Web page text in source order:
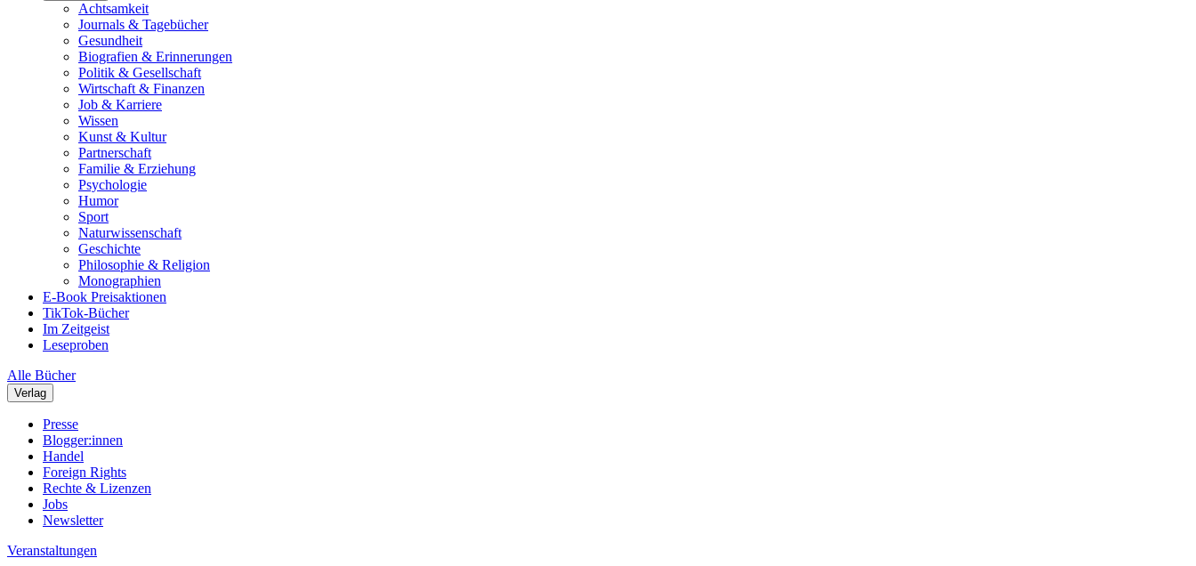
Achtsamkeit
Journals & Tagebücher
Gesundheit
Biografien & Erinnerungen
Politik & Gesellschaft
Wirtschaft & Finanzen
Job & Karriere
Wissen
Kunst & Kultur
Partnerschaft
Familie & Erziehung
Psychologie
Humor
Sport
Naturwissenschaft
Geschichte
Philosophie & Religion
Monographien
E-Book Preisaktionen
TikTok-Bücher
Im Zeitgeist
Leseproben
Alle Bücher
Verlag
Presse
Blogger:innen
Handel
Foreign Rights
Rechte & Lizenzen
Jobs
Newsletter
Veranstaltungen